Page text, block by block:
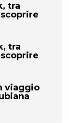
tra
tra
viaggio